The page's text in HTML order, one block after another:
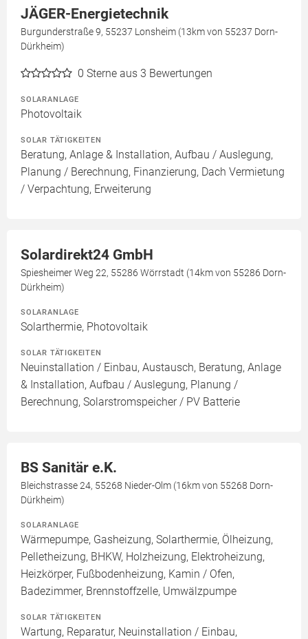
JÄGER-Energietechnik
Burgunderstraße 9, 55237 Lonsheim (13km von 55237 Dorn-
Dürkheim)
0 Sterne aus 3 Bewertungen
SOLARANLAGE
Photovoltaik
SOLAR TÄTIGKEITEN
Beratung, Anlage & Installation, Aufbau / Auslegung,
Planung / Berechnung, Finanzierung, Dach Vermietung
/ Verpachtung, Erweiterung
Solardirekt24 GmbH
Spiesheimer Weg 22, 55286 Wörrstadt (14km von 55286 Dorn-
Dürkheim)
SOLARANLAGE
Solarthermie, Photovoltaik
SOLAR TÄTIGKEITEN
Neuinstallation / Einbau, Austausch, Beratung, Anlage
& Installation, Aufbau / Auslegung, Planung /
Berechnung, Solarstromspeicher / PV Batterie
BS Sanitär e.K.
Bleichstrasse 24, 55268 Nieder-Olm (16km von 55268 Dorn-
Dürkheim)
SOLARANLAGE
Wärmepumpe, Gasheizung, Solarthermie, Ölheizung,
Pelletheizung, BHKW, Holzheizung, Elektroheizung,
Heizkörper, Fußbodenheizung, Kamin / Ofen,
Badezimmer, Brennstoffzelle, Umwälzpumpe
SOLAR TÄTIGKEITEN
Wartung, Reparatur, Neuinstallation / Einbau,